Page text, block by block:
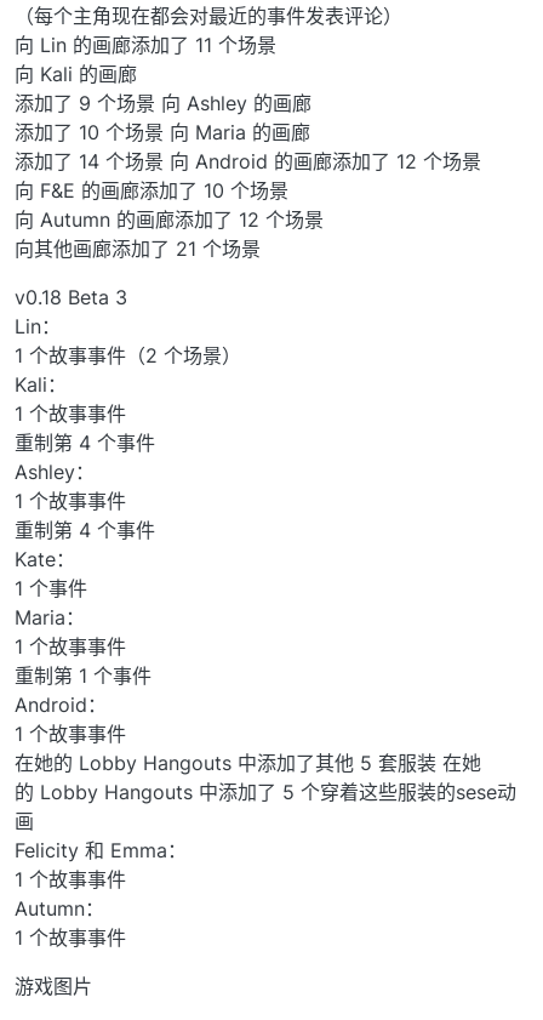
（每个主角现在都会对最近的事件发表评论）
向 Lin 的画廊添加了 11 个场景
向 Kali 的画廊
添加了 9 个场景 向 Ashley 的画廊
添加了 10 个场景 向 Maria 的画廊
添加了 14 个场景 向 Android 的画廊添加了 12 个场景
向 F&E 的画廊添加了 10 个场景
向 Autumn 的画廊添加了 12 个场景
向其他画廊添加了 21 个场景
v0.18 Beta 3
Lin：
1 个故事事件（2 个场景）
Kali：
1 个故事事件
重制第 4 个事件
Ashley：
1 个故事事件
重制第 4 个事件
Kate：
1 个事件
Maria：
1 个故事事件
重制第 1 个事件
Android：
1 个故事事件
在她的 Lobby Hangouts 中添加了其他 5 套服装 在她
的 Lobby Hangouts 中添加了 5 个穿着这些服装的sese动
画
Felicity 和 Emma：
1 个故事事件
Autumn：
1 个故事事件
游戏图片